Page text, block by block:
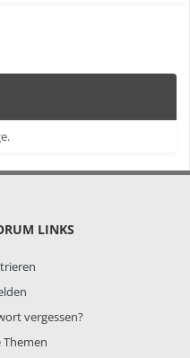
LINKS
vergessen?
Themen